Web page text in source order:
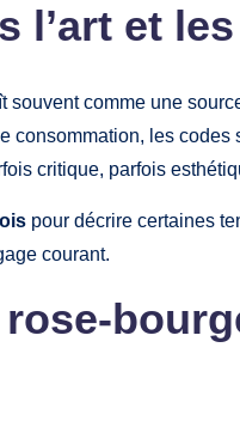
l’art et
souvent comme une
les codes
critique, parfois
pour décrire certaines
courant.